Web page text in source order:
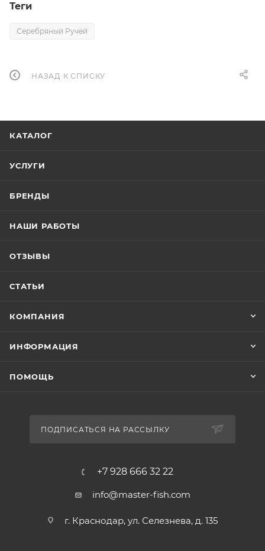
Теги
Серебряный Ручей
НАЗАД К СПИСКУ
КАТАЛОГ
УСЛУГИ
БРЕНДЫ
НАШИ РАБОТЫ
ОТЗЫВЫ
СТАТЬИ
КОМПАНИЯ
ИНФОРМАЦИЯ
ПОМОЩЬ
ПОДПИСАТЬСЯ НА РАССЫЛКУ
+7 928 666 32 22
info@master-fish.com
г. Краснодар, ул. Селезнева, д. 135